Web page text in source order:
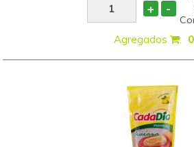
+ -
Agregados : 0